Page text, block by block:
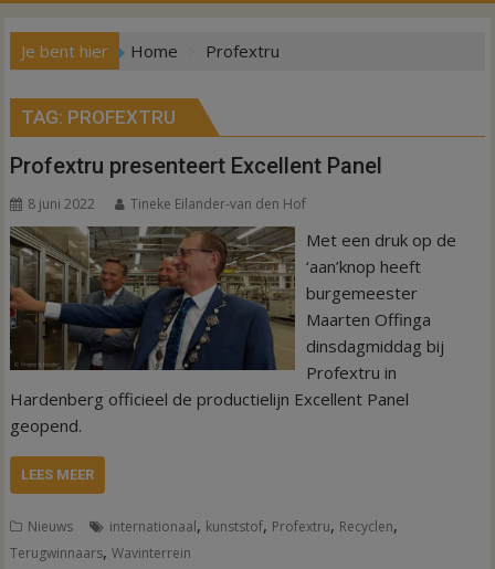
Je bent hier Home Profextru
TAG: PROFEXTRU
Profextru presenteert Excellent Panel
8 juni 2022 Tineke Eilander-van den Hof
Met een druk op de
‘aan’knop heeft
burgemeester
Maarten Offinga
dinsdagmiddag bij
Profextru in
Hardenberg officieel de productielijn Excellent Panel
geopend.
LEES MEER
Nieuws internationaal, kunststof, Profextru, Recyclen,
Terugwinnaars,Wavinterrein